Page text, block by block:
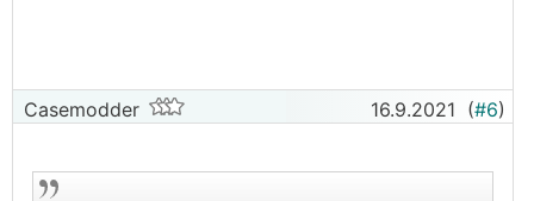
Casemodder 16.9.2021 (#6)